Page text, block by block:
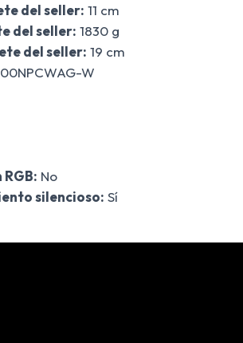
del seller: 11 cm
del seller: 1830 g
del seller: 19 cm
W
No
silencioso: Sí